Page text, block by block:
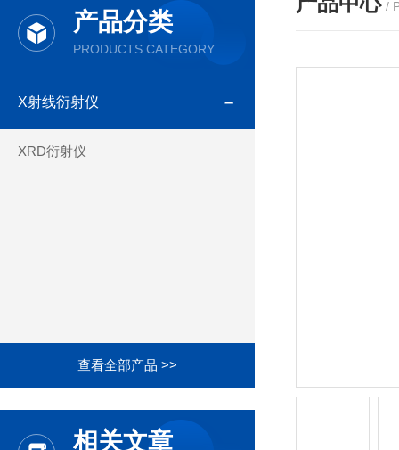
产品分类
PRODUCTS CATEGORY
X射线衍射仪
XRD衍射仪
查看全部产品 >>
相关文章
/